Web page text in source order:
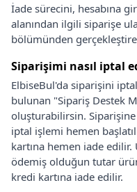
İade sürecini, hesabına
alanından ilgili siparişe
bölümünden
Siparişimi nasıl iptal
ElbiseBul'da siparişini
bulunan "Sipariş Destek
oluşturabilirsin.
iptal işlemi hemen
kartına hemen iade
ödemiş olduğun tutar
kredi kartına iade edilir.